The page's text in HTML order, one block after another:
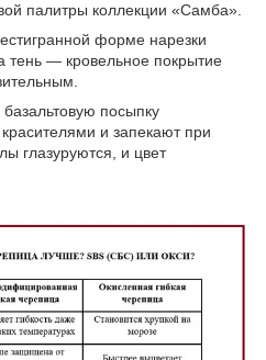
палитры коллекции «Самба».
форме нарезки
тень — кровельное покрытие
посыпку
и запекают при
глазуруются, и цвет